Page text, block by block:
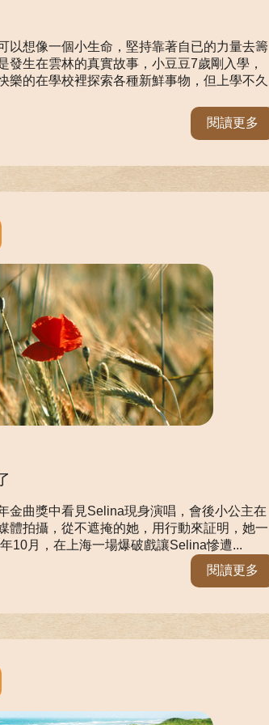
以想像一個小生命，堅持靠著自已的力量去籌
發生在雲林的真實故事，小豆豆7歲剛入學，
樂的在學校裡探索各種新鮮事物，但上學不久
閱讀更多
金曲獎中看見Selina現身演唱，會後小公主在
體拍攝，從不遮掩的她，用行動來証明，她一
10月，在上海一場爆破戲讓Selina慘遭...
閱讀更多